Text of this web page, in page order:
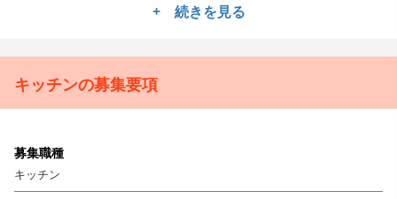
【活かせる経験】ホテル・レストラン・宴会場での調理経験
飲食業でのキッチン経験がある方は即戦力として活躍できます。和食・洋
食・中華などジャンルは問いません。開放的な空間でお料理を楽しんでい
【働く上での魅力】プライベートを大切にしながら安定して
働ける環境
+ 続きを見る
キッチンの募集要項
募集職種
キッチン